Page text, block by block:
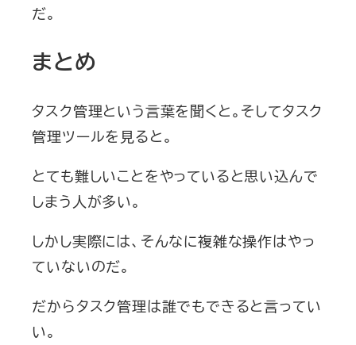
だ。
まとめ
タスク管理という言葉を聞くと。そしてタスク
管理ツールを見ると。
とても難しいことをやっていると思い込んで
しまう人が多い。
しかし実際には、そんなに複雑な操作はやっ
ていないのだ。
だからタスク管理は誰でもできると言ってい
い。